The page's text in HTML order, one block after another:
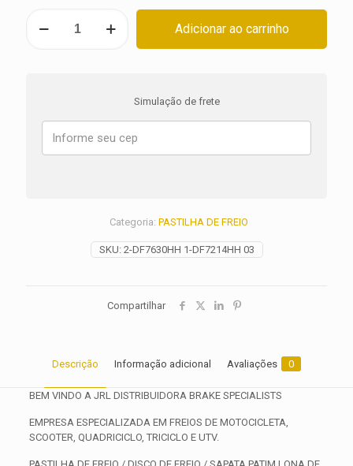
PASTILHA
XCX
2018
Adicionar ao carrinho
Simulação de frete
SKU: 2-DF7630HH 1-DF7214HH 03
Categoria: PASTILHA DE FREIO
Compartilhar
Descrição Informação adicional Avaliações 0
BEM VINDO A JRL DISTRIBUIDORA BRAKE SPECIALISTS
EMPRESA ESPECIALIZADA EM FREIOS DE MOTOCICLETA,
SCOOTER, QUADRICICLO, TRICICLO E UTV.